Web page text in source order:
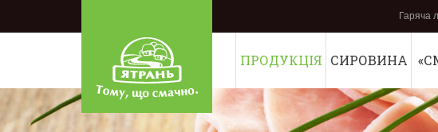
Гаряча
ПРОДУКЦІЯ СИРОВИНА